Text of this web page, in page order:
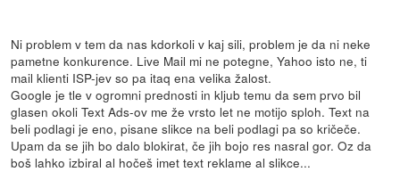
Ni problem v tem da nas kdorkoli v kaj sili, problem je da ni neke
pametne konkurence. Live Mail mi ne potegne, Yahoo isto ne, ti
mail klienti ISP-jev so pa itaq ena velika žalost.
Google je tle v ogromni prednosti in kljub temu da sem prvo bil
glasen okoli Text Ads-ov me že vrsto let ne motijo sploh. Text na
beli podlagi je eno, pisane slikce na beli podlagi pa so kričeče.
Upam da se jih bo dalo blokirat, če jih bojo res nasral gor. Oz da
boš lahko izbiral al hočeš imet text reklame al slikce...